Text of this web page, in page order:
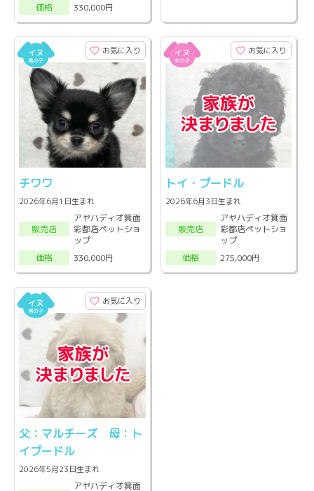
価格
330,000円
お気に入り
チワワ
2026年6月1日生まれ
販売店
アヤハディオ箕面
彩都店ペットショ
ップ
価格
330,000円
お気に入り
トイ・プードル
2026年6月3日生まれ
販売店
アヤハディオ箕面
彩都店ペットショ
ップ
価格
275,000円
お気に入り
父：マルチーズ 母：ト
イプードル
2026年5月23日生まれ
アヤハディオ箕面